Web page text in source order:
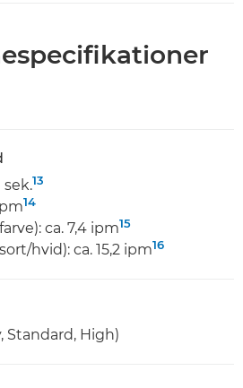
sek.13
14
ca. 7,4 ipm15
hvid): ca. 15,2 ipm16
Standard, High)